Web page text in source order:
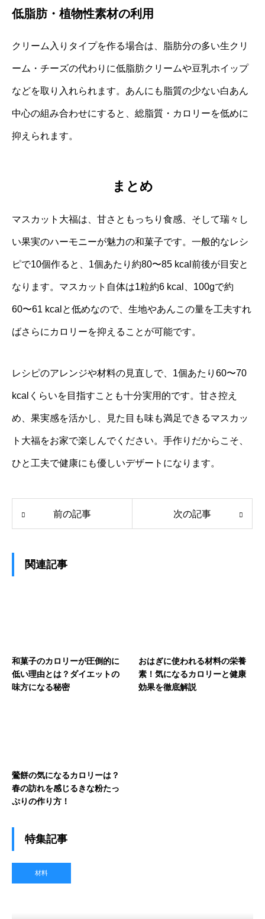
低脂肪・植物性素材の利用
クリーム入りタイプを作る場合は、脂肪分の多い生クリ
ーム・チーズの代わりに低脂肪クリームや豆乳ホイップ
などを取り入れられます。あんにも脂質の少ない白あん
中心の組み合わせにすると、総脂質・カロリーを低めに
抑えられます。
まとめ
マスカット大福は、甘さともっちり食感、そして瑞々し
い果実のハーモニーが魅力の和菓子です。一般的なレシ
ピで10個作ると、1個あたり約80〜85 kcal前後が目安と
なります。マスカット自体は1粒約6 kcal、100gで約
60〜61 kcalと低めなので、生地やあんこの量を工夫すれ
ばさらにカロリーを抑えることが可能です。
レシピのアレンジや材料の見直しで、1個あたり60〜70
kcalくらいを目指すことも十分実用的です。甘さ控え
め、果実感を活かし、見た目も味も満足できるマスカッ
ト大福をお家で楽しんでください。手作りだからこそ、
ひと工夫で健康にも優しいデザートになります。
前の記事 次の記事
関連記事
和菓子のカロリーが圧倒的に
低い理由とは？ダイエットの
味方になる秘密
おはぎに使われる材料の栄養
素！気になるカロリーと健康
効果を徹底解説
鶯餅の気になるカロリーは？
春の訪れを感じるきな粉たっ
ぷりの作り方！
特集記事
材料